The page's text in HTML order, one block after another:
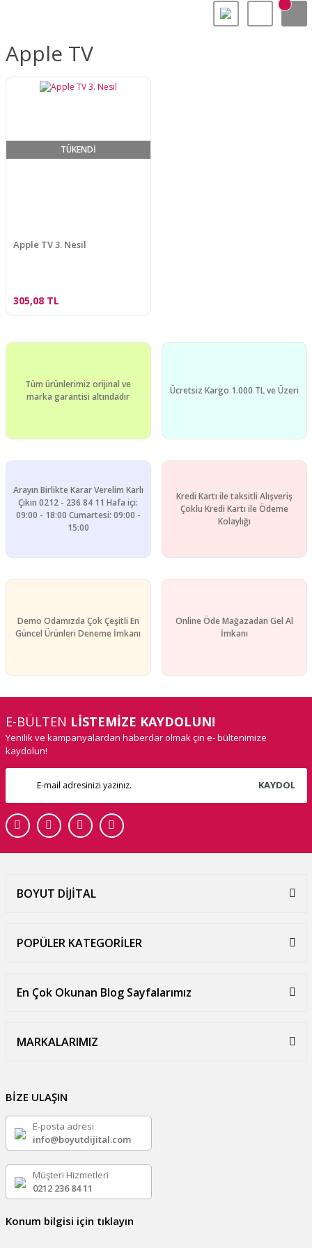
Apple TV
TÜKENDİ
Apple TV 3. Nesil
305,08 TL
Tüm ürünlerimiz orijinal ve
marka garantisi altındadır
Ücretsiz Kargo 1.000 TL ve Üzeri
Arayın Birlikte Karar Verelim Karlı
Çıkın 0212 - 236 84 11 Hafa içi:
09:00 - 18:00 Cumartesi: 09:00 -
15:00
Kredi Kartı ile taksitli Alışveriş
Çoklu Kredi Kartı ile Ödeme
Kolaylığı
Demo Odamızda Çok Çeşitli En
Güncel Ürünleri Deneme İmkanı
Online Öde Mağazadan Gel Al
İmkanı
E-BÜLTEN LİSTEMİZE KAYDOLUN!
Yenilik ve kampanyalardan haberdar olmak çin e- bültenimize
kaydolun!
KAYDOL
BOYUT DİJİTAL
POPÜLER KATEGORİLER
En Çok Okunan Blog Sayfalarımız
MARKALARIMIZ
BİZE ULAŞIN
E-posta adresi
info@boyutdijital.com
Müşteri Hizmetleri
0212 236 84 11
Konum bilgisi için tıklayın